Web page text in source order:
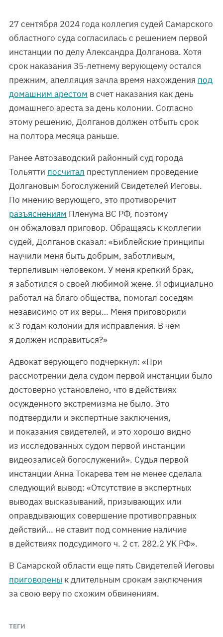
27 сентября 2024 года коллегия судей Самарского
областного суда согласилась с решением первой
инстанции по делу Александра Долганова. Хотя
срок наказания 35-летнему верующему остался
прежним, апелляция зачла время нахождения под
домашним арестом в счет наказания как день
домашнего ареста за день колонии. Согласно
этому решению, Долганов должен отбыть срок
на полтора месяца раньше.
Ранее Автозаводский районный суд города
Тольятти посчитал преступлением проведение
Долгановым богослужений Свидетелей Иеговы.
По мнению верующего, это противоречит
разъяснениям Пленума ВС РФ, поэтому
он обжаловал приговор. Обращаясь к коллегии
судей, Долганов сказал: «Библейские принципы
научили меня быть добрым, заботливым,
терпеливым человеком. У меня крепкий брак,
я заботился о своей любимой жене. Я официально
работал на благо общества, помогал соседям
независимо от их веры… Меня приговорили
к 3 годам колонии для исправления. В чем
я должен исправиться?»
Адвокат верующего подчеркнул: «При
рассмотрении дела судом первой инстанции было
достоверно установлено, что в действиях
осужденного экстремизма не было. Это
подтвердили и экспертные заключения,
и показания свидетелей, и это хорошо видно
из исследованных судом первой инстанции
видеозаписей богослужений». Судья первой
инстанции Анна Токарева тем не менее сделала
следующий вывод: «Отсутствие в экспертных
выводах высказываний, призывающих или
оправдывающих совершение противоправных
действий… не ставит под сомнение наличие
в действиях подсудимого ч. 2 ст. 282.2 УК РФ».
В Самарской области еще пять Свидетелей Иеговы
приговорены к длительным срокам заключения
за свою веру по схожим обвинениям.
ТЕГИ